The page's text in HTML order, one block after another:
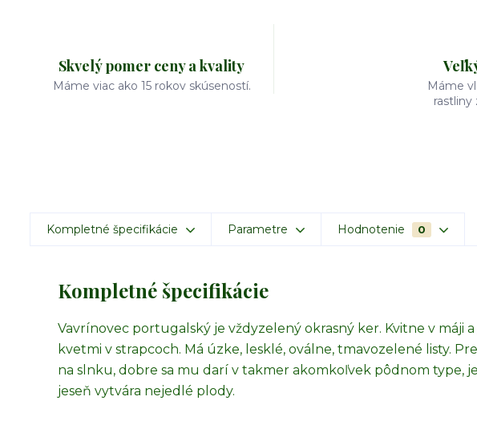
Skvelý pomer ceny a kvality
Máme viac ako 15 rokov skúseností.
Máme
rastliny
Kompletné špecifikácie Parametre Hodnotenie 0
Kompletné špecifikácie
Vavrínovec portugalský je vždyzelený okrasný ker. Kvitne v máji
kvetmi v strapcoch. Má úzke, lesklé, oválne, tmavozelené listy.
na slnku, dobre sa mu darí v takmer akomkoľvek pôdnom type,
jeseň vytvára nejedlé plody.